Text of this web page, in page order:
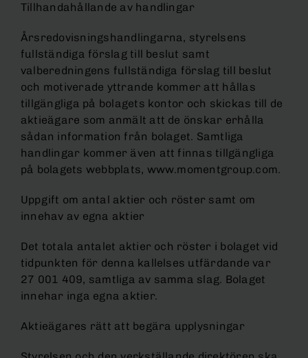
Tillhandahållande av handlingar
Årsredovisningshandlingarna, styrelsens
fullständiga förslag till beslut samt
valberedningens fullständiga förslag till beslut
och motiverade yttrande kommer att hållas
tillgängliga på bolagets kontor och skickas till de
aktieägare som anmält att de önskar erhålla
sådan information från bolaget. Samtliga
handlingar kommer även att finnas tillgängliga
på bolagets webbplats, www.momentgroup.com.
Uppgift om antal aktier och röster samt om
innehav av egna aktier
Det totala antalet aktier och röster i bolaget vid
tidpunkten för denna kallelses utfärdande var
27 001 409, samtliga av samma slag. Bolaget
innehar inga egna aktier.
Aktieägares rätt att begära upplysningar